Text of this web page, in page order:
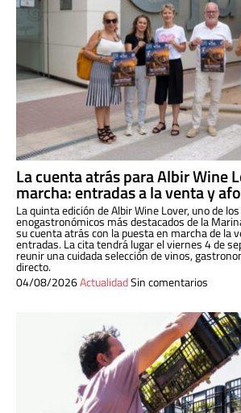
La cuenta atrás para Albir Wine
marcha: entradas a la venta y
La quinta edición de Albir Wine Lover, uno de
enogastronómicos más destacados de la
su cuenta atrás con la puesta en marcha de la
entradas. La cita tendrá lugar el viernes 4 de
reunir una cuidada selección de vinos,
directo.
04/08/2026ActualidadSin comentarios